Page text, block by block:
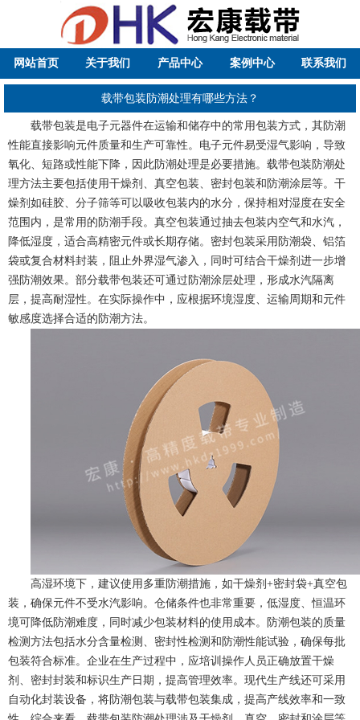
网站首页 关于我们 产品中心 案例中心 联系我们
载带包装防潮处理有哪些方法？
载带包装是电子元器件在运输和储存中的常用包装方式，其防潮
性能直接影响元件质量和生产可靠性。电子元件易受湿气影响，导致
氧化、短路或性能下降，因此防潮处理是必要措施。载带包装防潮处
理方法主要包括使用干燥剂、真空包装、密封包装和防潮涂层等。干
燥剂如硅胶、分子筛等可以吸收包装内的水分，保持相对湿度在安全
范围内，是常用的防潮手段。真空包装通过抽去包装内空气和水汽，
降低湿度，适合高精密元件或长期存储。密封包装采用防潮袋、铝箔
袋或复合材料封装，阻止外界湿气渗入，同时可结合干燥剂进一步增
强防潮效果。部分载带包装还可通过防潮涂层处理，形成水汽隔离
层，提高耐湿性。在实际操作中，应根据环境湿度、运输周期和元件
敏感度选择合适的防潮方法。
高湿环境下，建议使用多重防潮措施，如干燥剂+密封袋+真空包
装，确保元件不受水汽影响。仓储条件也非常重要，低湿度、恒温环
境可降低防潮难度，同时减少包装材料的使用成本。防潮包装的质量
检测方法包括水分含量检测、密封性检测和防潮性能试验，确保每批
包装符合标准。企业在生产过程中，应培训操作人员正确放置干燥
剂、密封封装和标识生产日期，提高管理效率。现代生产线还可采用
自动化封装设备，将防潮包装与载带包装集成，提高产线效率和一致